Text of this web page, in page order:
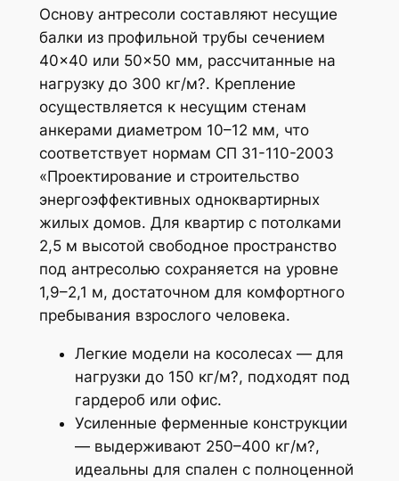
Основу антресоли составляют несущие
балки из профильной трубы сечением
40×40 или 50×50 мм, рассчитанные на
нагрузку до 300 кг/м?. Крепление
осуществляется к несущим стенам
анкерами диаметром 10–12 мм, что
соответствует нормам СП 31-110-2003
«Проектирование и строительство
энергоэффективных одноквартирных
жилых домов. Для квартир с потолками
2,5 м высотой свободное пространство
под антресолью сохраняется на уровне
1,9–2,1 м, достаточном для комфортного
пребывания взрослого человека.
Легкие модели на косолесах — для
нагрузки до 150 кг/м?, подходят под
гардероб или офис.
Усиленные ферменные конструкции
— выдерживают 250–400 кг/м?,
идеальны для спален с полноценной